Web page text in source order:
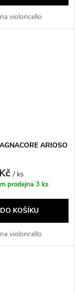
violoncello
ARIOSO
/ ks
prodejna 3 ks
DO KOŠÍKU
violoncello